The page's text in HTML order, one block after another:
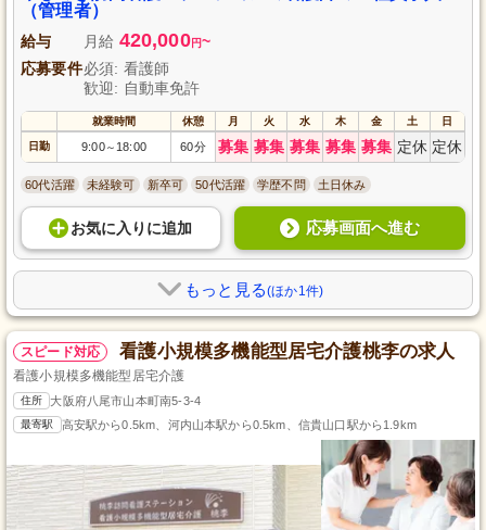
（管理者）
給与 月給 420,000円~
応募要件必須: 看護師
歓迎: 自動車免許
就業時間 休憩 月 火 水 木 金 土 日
日勤 9:00～ 18:00 60分 募集 募集 募集 募集 募集 定休 定休
60代活躍 未経験可 新卒可 50代活躍 学歴不問 土日休み
お気に入り に追加 応募画面へ進む
もっと見る(ほか1件)
スピード対応 看護小規模多機能型居宅介護桃李の求人
看護小規模多機能型居宅介護
住所 大阪府八尾市山本町南5-3-4
最寄駅 高安駅から0.5km、河内山本駅から0.5km、信貴山口駅から1.9km